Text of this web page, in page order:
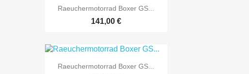
 Vorschau
Raeuchermotorrad Boxer GS...
141,00 €
 Vorschau
Raeuchermotorrad Boxer GS...